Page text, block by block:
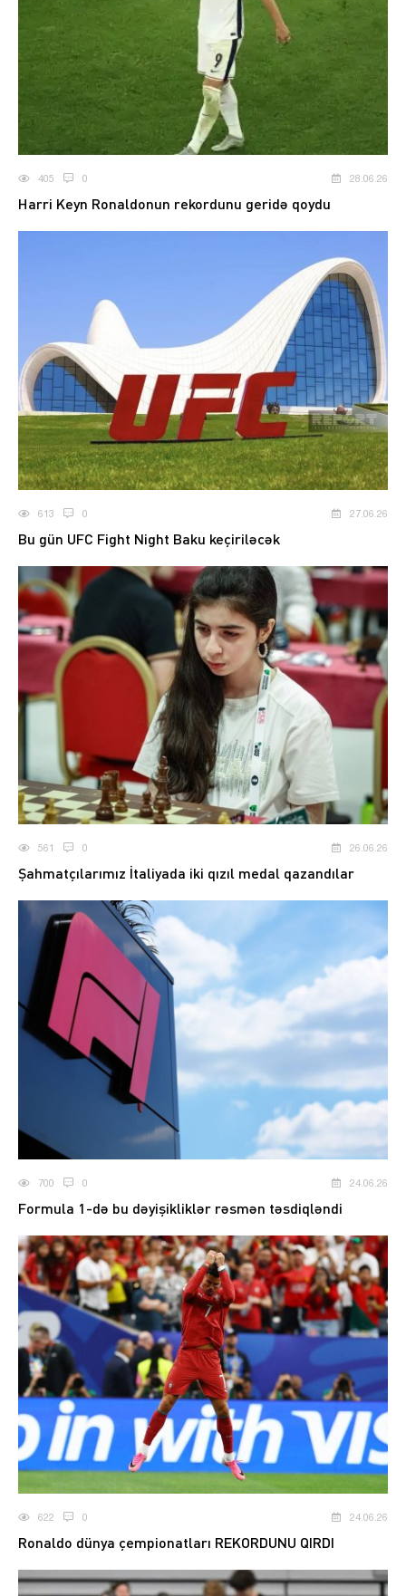
405 0 28.06.26
Harri Keyn Ronaldonun rekordunu geridə qoydu
613 0 27.06.26
Bu gün UFC Fight Night Baku keçiriləcək
561 0 26.06.26
Şahmatçılarımız İtaliyada iki qızıl medal qazandılar
700 0 24.06.26
Formula 1-də bu dəyişikliklər rəsmən təsdiqləndi
622 0 24.06.26
Ronaldo dünya çempionatları REKORDUNU QIRDI